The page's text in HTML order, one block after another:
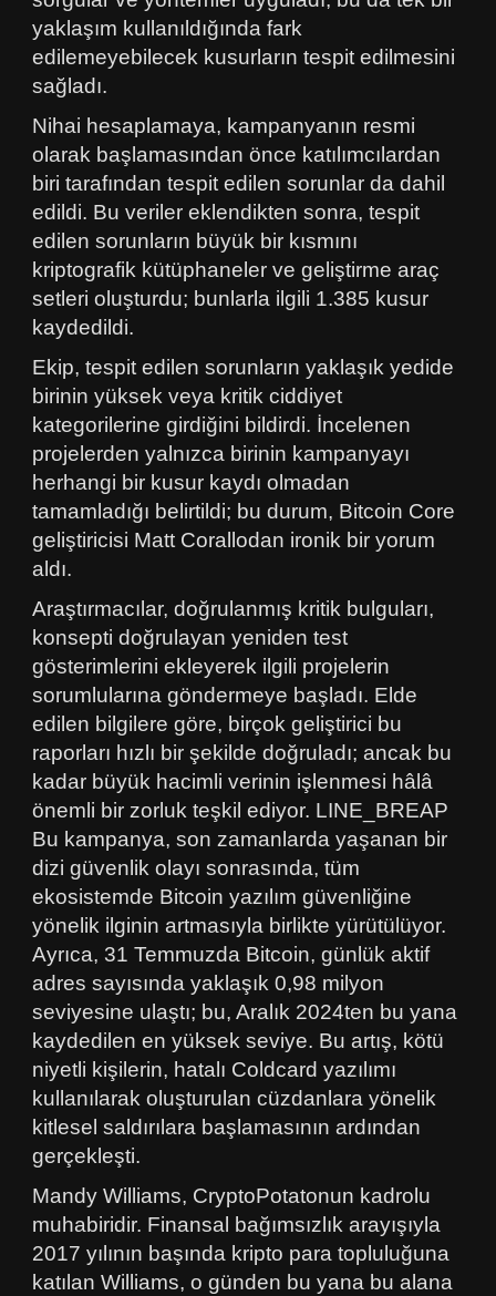
yaklaşım kullanıldığında fark
edilemeyebilecek kusurların tespit edilmesini
sağladı.
Nihai hesaplamaya, kampanyanın resmi
olarak başlamasından önce katılımcılardan
biri tarafından tespit edilen sorunlar da dahil
edildi. Bu veriler eklendikten sonra, tespit
edilen sorunların büyük bir kısmını
kriptografik kütüphaneler ve geliştirme araç
setleri oluşturdu; bunlarla ilgili 1.385 kusur
kaydedildi.
Ekip, tespit edilen sorunların yaklaşık yedide
birinin yüksek veya kritik ciddiyet
kategorilerine girdiğini bildirdi. İncelenen
projelerden yalnızca birinin kampanyayı
herhangi bir kusur kaydı olmadan
tamamladığı belirtildi; bu durum, Bitcoin Core
geliştiricisi Matt Corallodan ironik bir yorum
aldı.
Araştırmacılar, doğrulanmış kritik bulguları,
konsepti doğrulayan yeniden test
gösterimlerini ekleyerek ilgili projelerin
sorumlularına göndermeye başladı. Elde
edilen bilgilere göre, birçok geliştirici bu
raporları hızlı bir şekilde doğruladı; ancak bu
kadar büyük hacimli verinin işlenmesi hâlâ
önemli bir zorluk teşkil ediyor. LINE_BREAP
Bu kampanya, son zamanlarda yaşanan bir
dizi güvenlik olayı sonrasında, tüm
ekosistemde Bitcoin yazılım güvenliğine
yönelik ilginin artmasıyla birlikte yürütülüyor.
Ayrıca, 31 Temmuzda Bitcoin, günlük aktif
adres sayısında yaklaşık 0,98 milyon
seviyesine ulaştı; bu, Aralık 2024ten bu yana
kaydedilen en yüksek seviye. Bu artış, kötü
niyetli kişilerin, hatalı Coldcard yazılımı
kullanılarak oluşturulan cüzdanlara yönelik
kitlesel saldırılara başlamasının ardından
gerçekleşti.
Mandy Williams, CryptoPotatonun kadrolu
muhabiridir. Finansal bağımsızlık arayışıyla
2017 yılının başında kripto para topluluğuna
katılan Williams, o günden bu yana bu alana